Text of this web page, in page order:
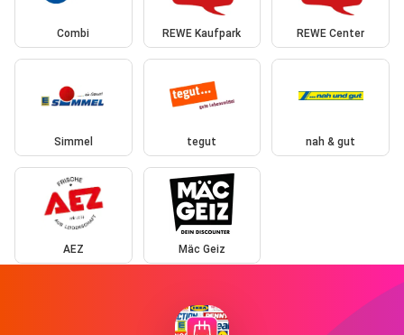
Combi REWE Kaufpark REWE Center
Simmel tegut nah & gut
AEZ Mäc Geiz